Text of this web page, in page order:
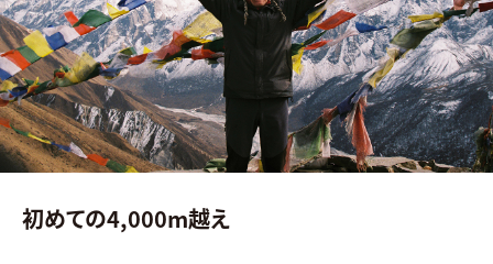
初めての4,000m越え